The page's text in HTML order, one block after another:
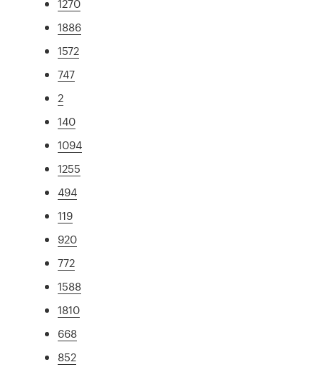
1270
1886
1572
747
2
140
1094
1255
494
119
920
772
1588
1810
668
852